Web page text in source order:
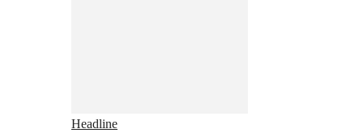
Headline